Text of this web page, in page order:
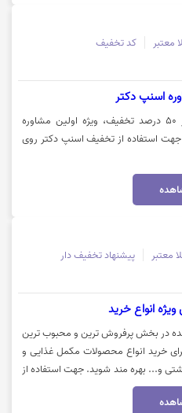
معتبر کد تخفیف
با استفاده از کد تخفیف میتوانید از 50 درصد تخفیف، ویژه اولین مشاوره
استفاده از تخفیف اسنپ دکتر روی
معتبر پیشنهاد تخفیف دار
در بخش پرفروش ترین و محبوب ترین
درصد تخفیف، برای خرید انواع محصولات مکمل غذایی و
و... بهره مند شوید. جهت استفاده از
نمایید.